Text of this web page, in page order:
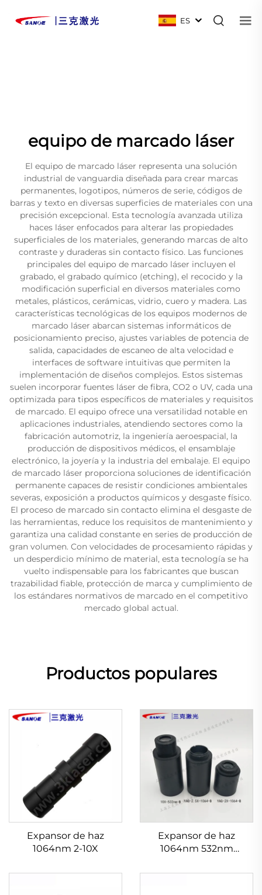
ES
equipo de marcado láser
El equipo de marcado láser representa una solución
industrial de vanguardia diseñada para crear marcas
permanentes, logotipos, números de serie, códigos de
barras y texto en diversas superficies de materiales con una
precisión excepcional. Esta tecnología avanzada utiliza
haces láser enfocados para alterar las propiedades
superficiales de los materiales, generando marcas de alto
contraste y duraderas sin contacto físico. Las funciones
principales del equipo de marcado láser incluyen el
grabado, el grabado químico (etching), el recocido y la
modificación superficial en diversos materiales como
metales, plásticos, cerámicas, vidrio, cuero y madera. Las
características tecnológicas de los equipos modernos de
marcado láser abarcan sistemas informáticos de
posicionamiento preciso, ajustes variables de potencia de
salida, capacidades de escaneo de alta velocidad e
interfaces de software intuitivas que permiten la
implementación de diseños complejos. Estos sistemas
suelen incorporar fuentes láser de fibra, CO2 o UV, cada una
optimizada para tipos específicos de materiales y requisitos
de marcado. El equipo ofrece una versatilidad notable en
aplicaciones industriales, atendiendo sectores como la
fabricación automotriz, la ingeniería aeroespacial, la
producción de dispositivos médicos, el ensamblaje
electrónico, la joyería y la industria del embalaje. El equipo
de marcado láser proporciona soluciones de identificación
permanente capaces de resistir condiciones ambientales
severas, exposición a productos químicos y desgaste físico.
El proceso de marcado sin contacto elimina el desgaste de
las herramientas, reduce los requisitos de mantenimiento y
garantiza una calidad constante en series de producción de
gran volumen. Con velocidades de procesamiento rápidas y
un desperdicio mínimo de material, esta tecnología se ha
vuelto indispensable para los fabricantes que buscan
trazabilidad fiable, protección de marca y cumplimiento de
los estándares normativos de marcado en el competitivo
mercado global actual.
Productos populares
Expansor de haz
1064nm 2-10X
Expansor de haz
1064nm 532nm